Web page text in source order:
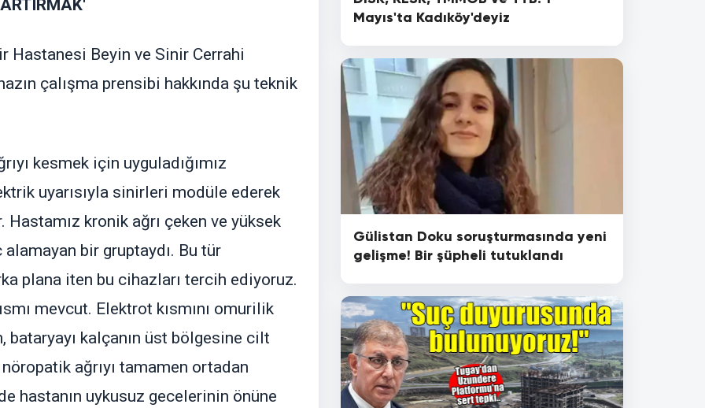
Hastanesi Beyin ve Sinir Cerrahi
çalışma prensibi hakkında şu teknik
kesmek için uyguladığımız
uyarısıyla sinirleri modüle ederek
kronik ağrı çeken ve yüksek
bir gruptaydı. Bu tür
plana iten bu cihazları tercih ediyoruz.
mevcut. Elektrot kısmını omurilik
bataryayı kalçanın üst bölgesine cilt
ağrıyı tamamen ortadan
hastanın uykusuz gecelerinin önüne
Mayıs'ta Kadıköy'deyiz
Gülistan Doku soruşturmasında yeni
gelişme! Bir şüpheli tutuklandı